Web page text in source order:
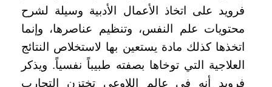
فرويد على اتخاذ الأعمال الأدبية وسيلة لشرح
محتويات علم النفس، وتنظيم عناصرها، وإنما
اتخذها كذلك مادة يستعين بها لاستخلاص النتائج
العلاجية التي توخاها بصفته طبيباً نفسياً. ويذكر
فرويد أنه في عالم اللاوعي تختزن التجارب